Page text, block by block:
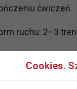
ćwiczeń.
ruchu: 2–3
Cookies.